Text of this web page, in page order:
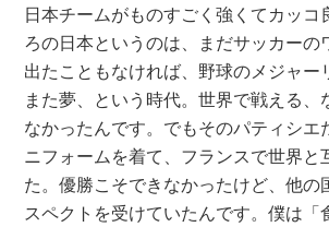
日本チームがものすごく強くてカッコ
ろの日本というのは、まだサッカーの
出たこともなければ、野球のメジャー
また夢、という時代。世界で戦える、
なかったんです。でもそのパティシエ
ニフォームを着て、フランスで世界と
た。優勝こそできなかったけど、他の
スペクトを受けていたんです。僕は「